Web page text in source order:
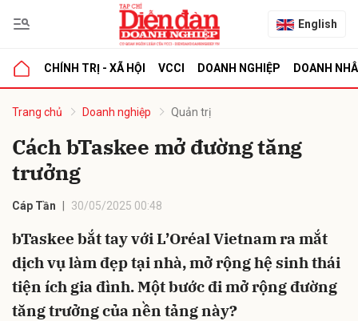
English
CHÍNH TRỊ - XÃ HỘI VCCI DOANH NGHIỆP DOANH
Trang chủ Doanh nghiệp Quản trị
Cách bTaskee mở đường tăng
trưởng
Cáp Tần 30/05/2025 00:48
bTaskee bắt tay với L’Oréal Vietnam ra mắt
dịch vụ làm đẹp tại nhà, mở rộng hệ sinh thái
tiện ích gia đình. Một bước đi mở rộng đường
tăng trưởng của nền tảng này?
luận
Hủy